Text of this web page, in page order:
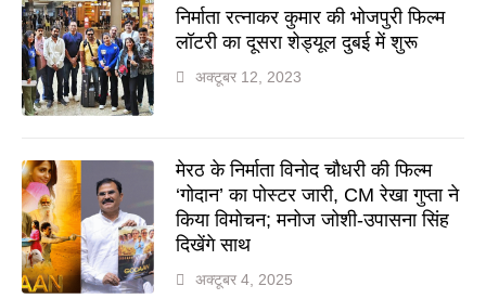
निर्माता रत्नाकर कुमार की भोजपुरी फिल्म
लॉटरी का दूसरा शेड्यूल दुबई में शुरू
अक्टूबर 12, 2023
मेरठ के निर्माता विनोद चौधरी की फिल्म
‘गोदान’ का पोस्टर जारी, CM रेखा गुप्ता ने
किया विमोचन; मनोज जोशी-उपासना सिंह
दिखेंगे साथ
अक्टूबर 4, 2025